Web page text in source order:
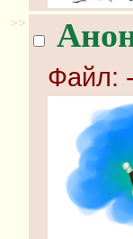
>>
Файл: